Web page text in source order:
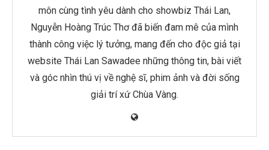
môn cùng tình yêu dành cho showbiz Thái Lan,
Nguyễn Hoàng Trúc Thơ đã biến đam mê của mình
thành công việc lý tưởng, mang đến cho độc giả tại
website Thái Lan Sawadee những thông tin, bài viết
và góc nhìn thú vị về nghệ sĩ, phim ảnh và đời sống
giải trí xứ Chùa Vàng.